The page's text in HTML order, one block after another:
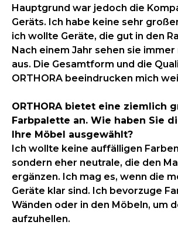
Hauptgrund war jedoch die
Geräts. Ich habe keine sehr
ich wollte Geräte, die gut in den
Nach einem Jahr sehen sie
aus. Die Gesamtform und die
ORTHORA beeindrucken mich
ORTHORA bietet eine ziemlich
Farbpalette an. Wie haben Sie
Ihre Möbel ausgewählt?
Ich wollte keine auffälligen
sondern eher neutrale, die den
ergänzen. Ich mag es, wenn die
Geräte klar sind. Ich bevorzuge
Wänden oder in den Möbeln, um
aufzuhellen.